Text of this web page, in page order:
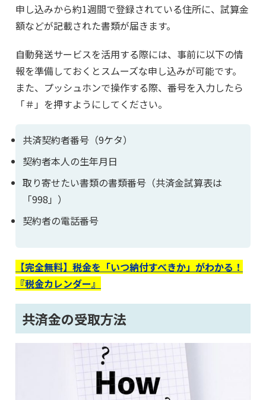
申し込みから約1週間で登録されている住所に、試算金
額などが記載された書類が届きます。
自動発送サービスを活用する際には、事前に以下の情
報を準備しておくとスムーズな申し込みが可能です。
また、プッシュホンで操作する際、番号を入力したら
「＃」を押すようにしてください。
共済契約者番号（9ケタ）
契約者本人の生年月日
取り寄せたい書類の書類番号（共済金試算表は
「998」）
契約者の電話番号
【完全無料】税金を「いつ納付すべきか」がわかる！
『税金カレンダー』
共済金の受取方法